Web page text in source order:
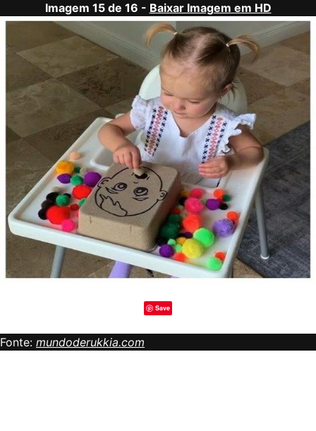
Imagem 15 de 16 - Baixar Imagem em HD
Save
Fonte: mundoderukkia.com